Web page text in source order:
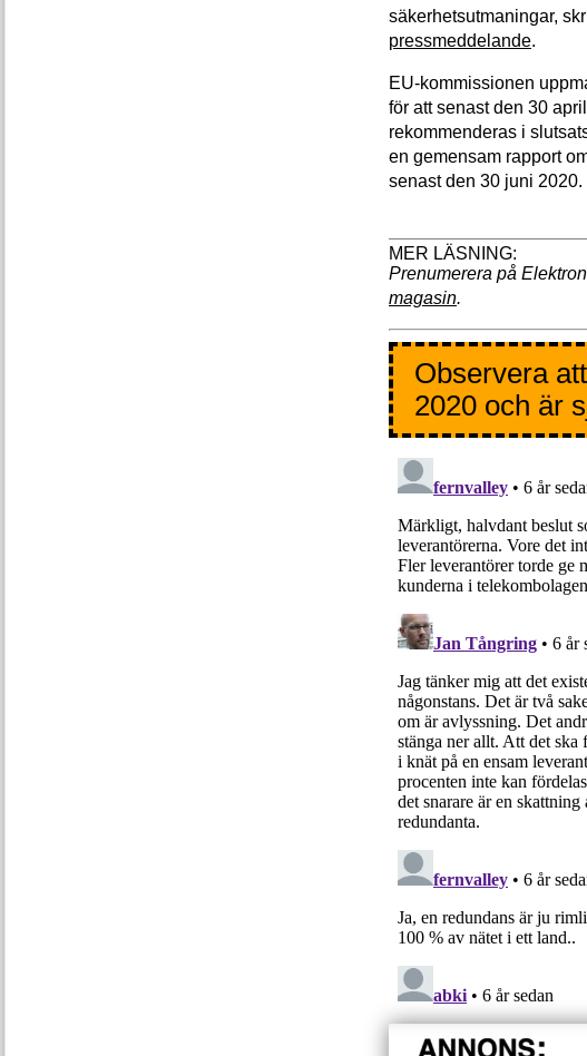
säkerhetsutmaningar,
pressmeddelande.
EU-kommissionen
för att senast den 30
rekommenderas i
en gemensam rapport
senast den 30 juni 2020.
Prenumerera på
magasin.
Observera
2020 och är